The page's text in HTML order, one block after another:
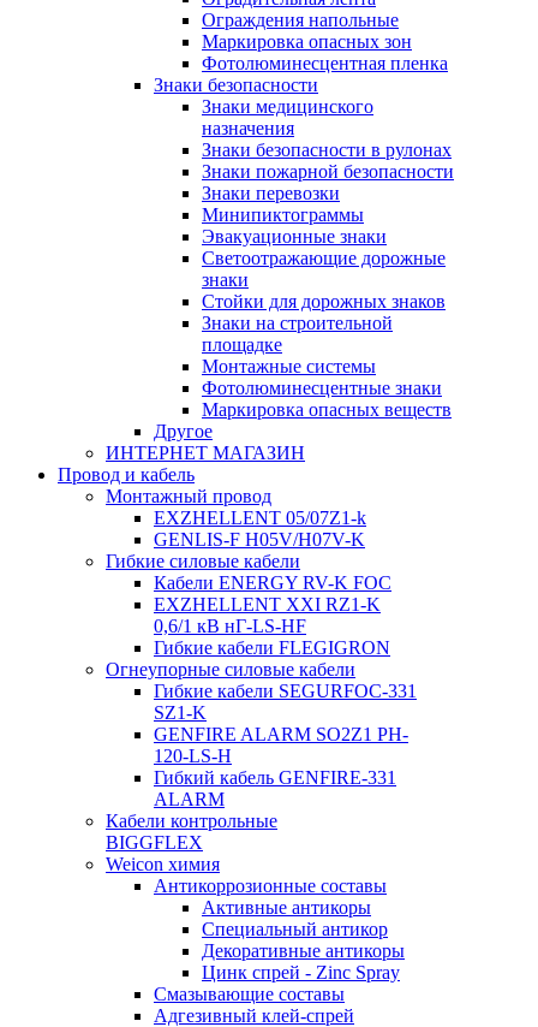
Ограждения напольные
Маркировка опасных зон
Фотолюминесцентная пленка
Знаки безопасности
Знаки медицинского
назначения
Знаки безопасности в рулонах
Знаки пожарной безопасности
Знаки перевозки
Минипиктограммы
Эвакуационные знаки
Светоотражающие дорожные
знаки
Стойки для дорожных знаков
Знаки на строительной
площадке
Монтажные системы
Фотолюминесцентные знаки
Маркировка опасных веществ
Другое
ИНТЕРНЕТ МАГАЗИН
Провод и кабель
Монтажный провод
EXZHELLENT 05/07Z1-k
GENLIS-F Н05V/H07V-K
Гибкие силовые кабели
Кабели ENERGY RV-K FOC
EXZHELLENT XXI RZ1-K
0,6/1 кВ нГ-LS-HF
Гибкие кабели FLEGIGRON
Огнеупорные силовые кабели
Гибкие кабели SEGURFOC-331
SZ1-K
GENFIRE ALARM SO2Z1 PH-
120-LS-H
Гибкий кабель GENFIRE-331
ALARM
Кабели контрольные
BIGGFLEX
Weicon химия
Антикоррозионные составы
Активные антикоры
Специальный антикор
Декоративные антикоры
Цинк спрей - Zinc Spray
Смазывающие составы
Адгезивный клей-спрей